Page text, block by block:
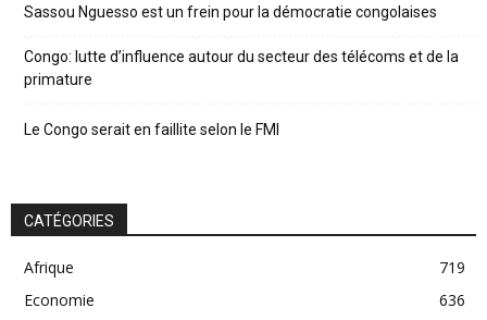
Sassou Nguesso est un frein pour la démocratie congolaises
Congo: lutte d’influence autour du secteur des télécoms et de la
primature
Le Congo serait en faillite selon le FMI
CATÉGORIES
Afrique
719
Economie
636